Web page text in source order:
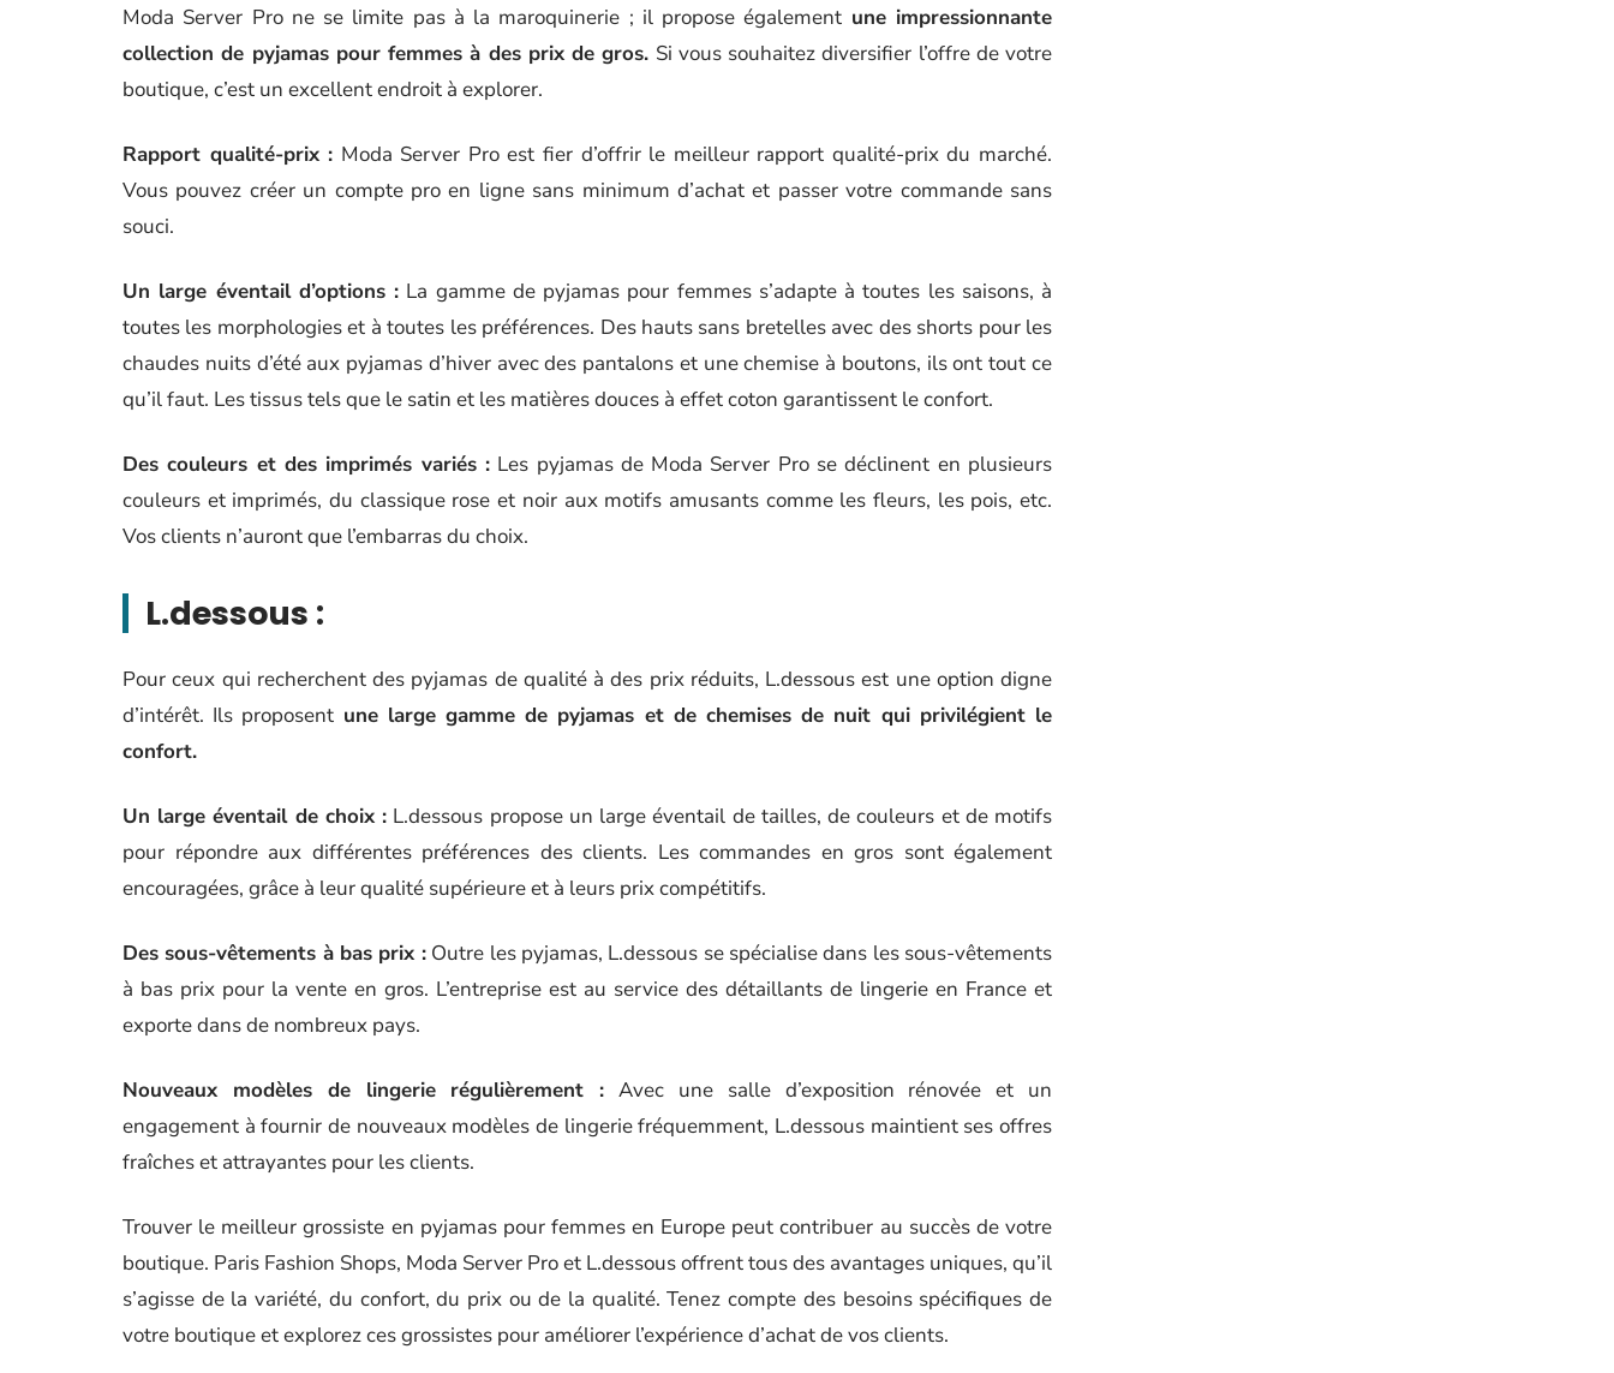
Moda Server Pro ne se limite pas à la maroquinerie ; il propose également une impressionnante
collection de pyjamas pour femmes à des prix de gros. Si vous souhaitez diversifier l’offre de votre
boutique, c’est un excellent endroit à explorer.
Rapport qualité-prix : Moda Server Pro est fier d’offrir le meilleur rapport qualité-prix du marché.
Vous pouvez créer un compte pro en ligne sans minimum d’achat et passer votre commande sans
souci.
Un large éventail d’options : La gamme de pyjamas pour femmes s’adapte à toutes les saisons, à
toutes les morphologies et à toutes les préférences. Des hauts sans bretelles avec des shorts pour les
chaudes nuits d’été aux pyjamas d’hiver avec des pantalons et une chemise à boutons, ils ont tout ce
qu’il faut. Les tissus tels que le satin et les matières douces à effet coton garantissent le confort.
Des couleurs et des imprimés variés :Les pyjamas de Moda Server Pro se déclinent en plusieurs
couleurs et imprimés, du classique rose et noir aux motifs amusants comme les fleurs, les pois, etc.
Vos clients n’auront que l’embarras du choix.
L.dessous :
Pour ceux qui recherchent des pyjamas de qualité à des prix réduits, L.dessous est une option digne
d’intérêt. Ils proposent une large gamme de pyjamas et de chemises de nuit qui privilégient le
confort.
Un large éventail de choix : L.dessous propose un large éventail de tailles, de couleurs et de motifs
pour répondre aux différentes préférences des clients. Les commandes en gros sont également
encouragées, grâce à leur qualité supérieure et à leurs prix compétitifs.
Des sous-vêtements à bas prix :Outre les pyjamas, L.dessous se spécialise dans les sous-vêtements
à bas prix pour la vente en gros. L’entreprise est au service des détaillants de lingerie en France et
exporte dans de nombreux pays.
Nouveaux modèles de lingerie régulièrement : Avec une salle d’exposition rénovée et un
engagement à fournir de nouveaux modèles de lingerie fréquemment, L.dessous maintient ses offres
fraîches et attrayantes pour les clients.
Trouver le meilleur grossiste en pyjamas pour femmes en Europe peut contribuer au succès de votre
boutique. Paris Fashion Shops, Moda Server Pro et L.dessous offrent tous des avantages uniques, qu’il
s’agisse de la variété, du confort, du prix ou de la qualité. Tenez compte des besoins spécifiques de
votre boutique et explorez ces grossistes pour améliorer l’expérience d’achat de vos clients.